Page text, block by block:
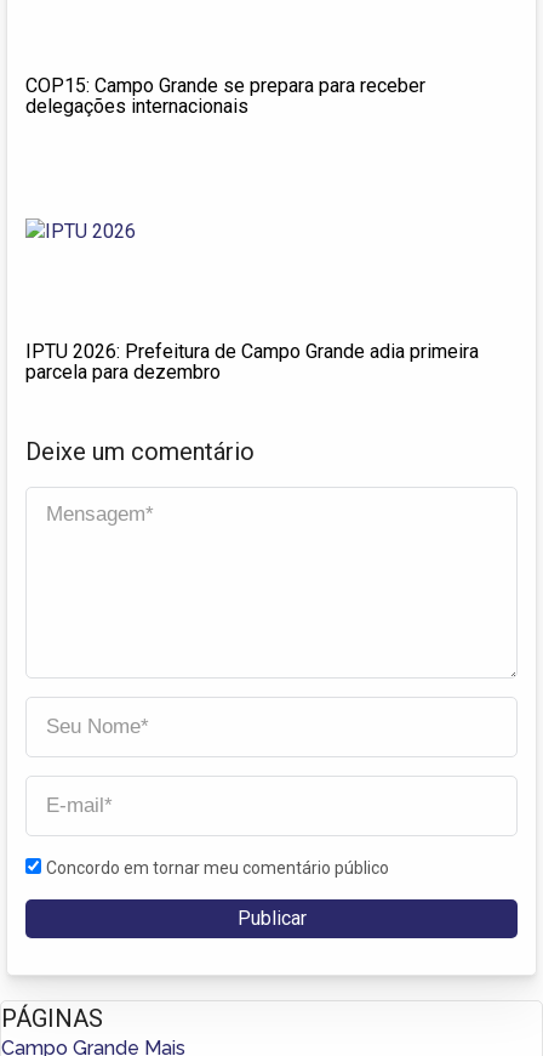
COP15: Campo Grande se prepara para receber
delegações internacionais
IPTU 2026: Prefeitura de Campo Grande adia primeira
parcela para dezembro
Deixe um comentário
Concordo em tornar meu comentário público
PÁGINAS
Campo Grande Mais